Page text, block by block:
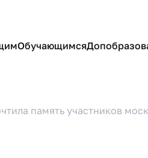
Обучающимся
память участников